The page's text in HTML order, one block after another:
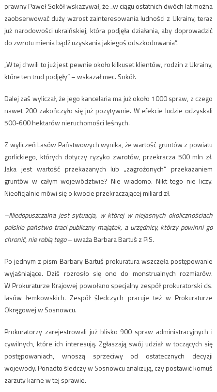
prawny Paweł Sokół wskazywał, że „w ciągu ostatnich dwóch lat można
zaobserwować duży wzrost zainteresowania ludności z Ukrainy, teraz
już narodowości ukraińskiej, która podjęła działania, aby doprowadzić
do zwrotu mienia bądź uzyskania jakiegoś odszkodowania”.
„W tej chwili to już jest pewnie około kilkuset klientów, rodzin z Ukrainy,
które ten trud podjęły” – wskazał mec. Sokół.
Dalej zaś wyliczał, że jego kancelaria ma już około 1000 spraw, z czego
nawet 200 zakończyło się już pozytywnie. W efekcie ludzie odzyskali
500-600 hektarów nieruchomości leśnych.
Z wyliczeń Lasów Państwowych wynika, że wartość gruntów z powiatu
gorlickiego, których dotyczy ryzyko zwrotów, przekracza 500 mln zł.
Jaka jest wartość przekazanych lub „zagrożonych” przekazaniem
gruntów w całym województwie? Nie wiadomo. Nikt tego nie liczy.
Nieoficjalnie mówi się o kwocie przekraczającej miliard zł.
–Niedopuszczalna jest sytuacja, w której w niejasnych okolicznościach
polskie państwo traci publiczny majątek, a urzędnicy, którzy powinni go
chronić, nie robią tego– uważa Barbara Bartuś z PiS.
Po jednym z pism Barbary Bartuś prokuratura wszczęła postępowanie
wyjaśniające. Dziś rozrosło się ono do monstrualnych rozmiarów.
W Prokuraturze Krajowej powołano specjalny zespół prokuratorski ds.
lasów łemkowskich. Zespół śledczych pracuje też w Prokuraturze
Okręgowej w Sosnowcu.
Prokuratorzy zarejestrowali już blisko 900 spraw administracyjnych i
cywilnych, które ich interesują. Zgłaszają swój udział w toczących się
postępowaniach, wnoszą sprzeciwy od ostatecznych decyzji
wojewody. Ponadto śledczy w Sosnowcu analizują, czy postawić komuś
zarzuty karne w tej sprawie.